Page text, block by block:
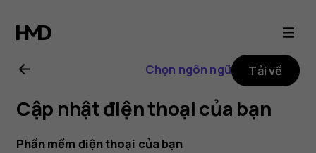
Hướng
dẫn
sử
dụng
Chọn ngôn ngữ Tải về
Cập nhật điện thoại của bạn
Phần mềm điện thoại của bạn